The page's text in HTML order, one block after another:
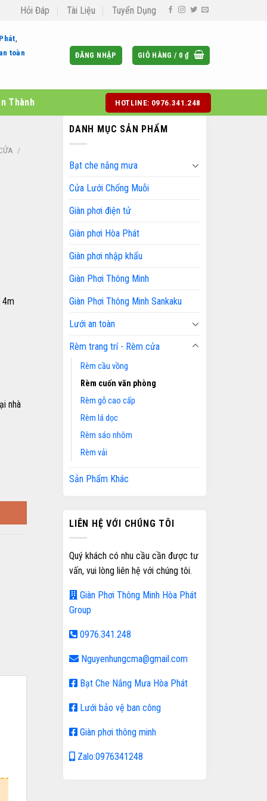
Hỏi Đáp Tài Liệu Tuyển Dụng
toàn
ĐĂNG NHẬP GIỎ HÀNG / 0 ₫
Thành HOTLINE: 0976.341.248
DANH MỤC SẢN PHẨM
Bạt che nắng mưa
Cửa Lưới Chống Muỗi
Giàn phơi điện tử
Giàn phơi Hòa Phát
Giàn phơi nhập khẩu
Giàn Phơi Thông Minh
Giàn Phơi Thông Minh Sankaku
Lưới an toàn
Rèm trang trí - Rèm cửa
Rèm cầu vồng
Rèm cuốn văn phòng
Rèm gỗ cao cấp
Rèm lá dọc
Rèm sáo nhôm
Rèm vải
Sản Phẩm Khác
LIÊN HỆ VỚI CHÚNG TÔI
Quý khách có nhu cầu cần được tư
vấn, vui lòng liên hệ với chúng tôi.
Giàn Phơi Thông Minh Hòa Phát
Group
0976.341.248
Nguyenhungcma@gmail.com
Bạt Che Nắng Mưa Hòa Phát
Lưới bảo vệ ban công
Giàn phơi thông minh
Zalo:0976341248
/
4m
nhà